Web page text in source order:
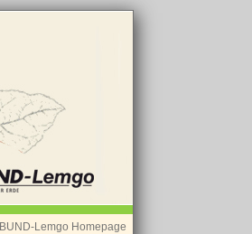
BUND-Lemgo Homepage